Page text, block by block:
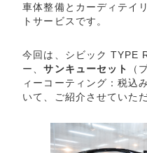
車体整備とカーディテイ
トサービスです。
今回は、シビック TYPE
ー、サンキューセット
（
ィーコーティング：税込
いて、ご紹介させていた